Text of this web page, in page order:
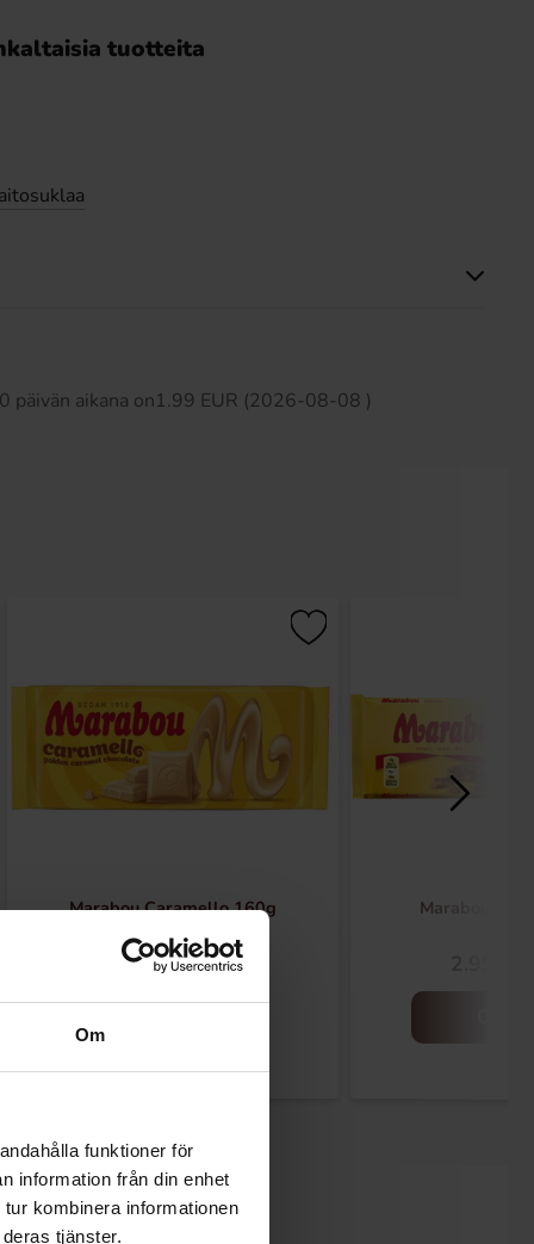
Om
funktioner för
information från din enhet
kombinera informationen
tjänster.
tuotteita
päivän aikana on1.99 EUR (2026-08-08 )
Marabou Caramello 160g
4.49 EUR
Marabou